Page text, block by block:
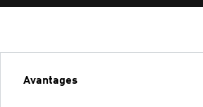
Avantages